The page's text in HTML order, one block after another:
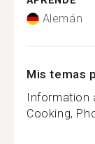
Alemán
Mis temas
Information
Cooking,